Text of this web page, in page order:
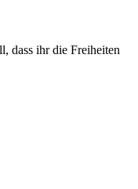
dass ihr die Freiheiten